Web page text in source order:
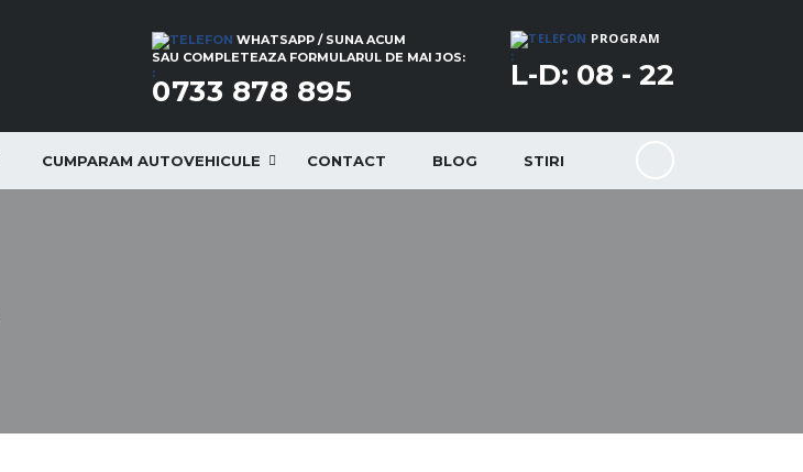
PROGRAM
:
L-D: 08 - 22
WHATSAPP / SUNA ACUM
SAU COMPLETEAZA FORMULARUL DE MAI JOS:
:
0733 878 895
CUMPARAM AUTOVEHICULE CONTACT BLOG STIRI